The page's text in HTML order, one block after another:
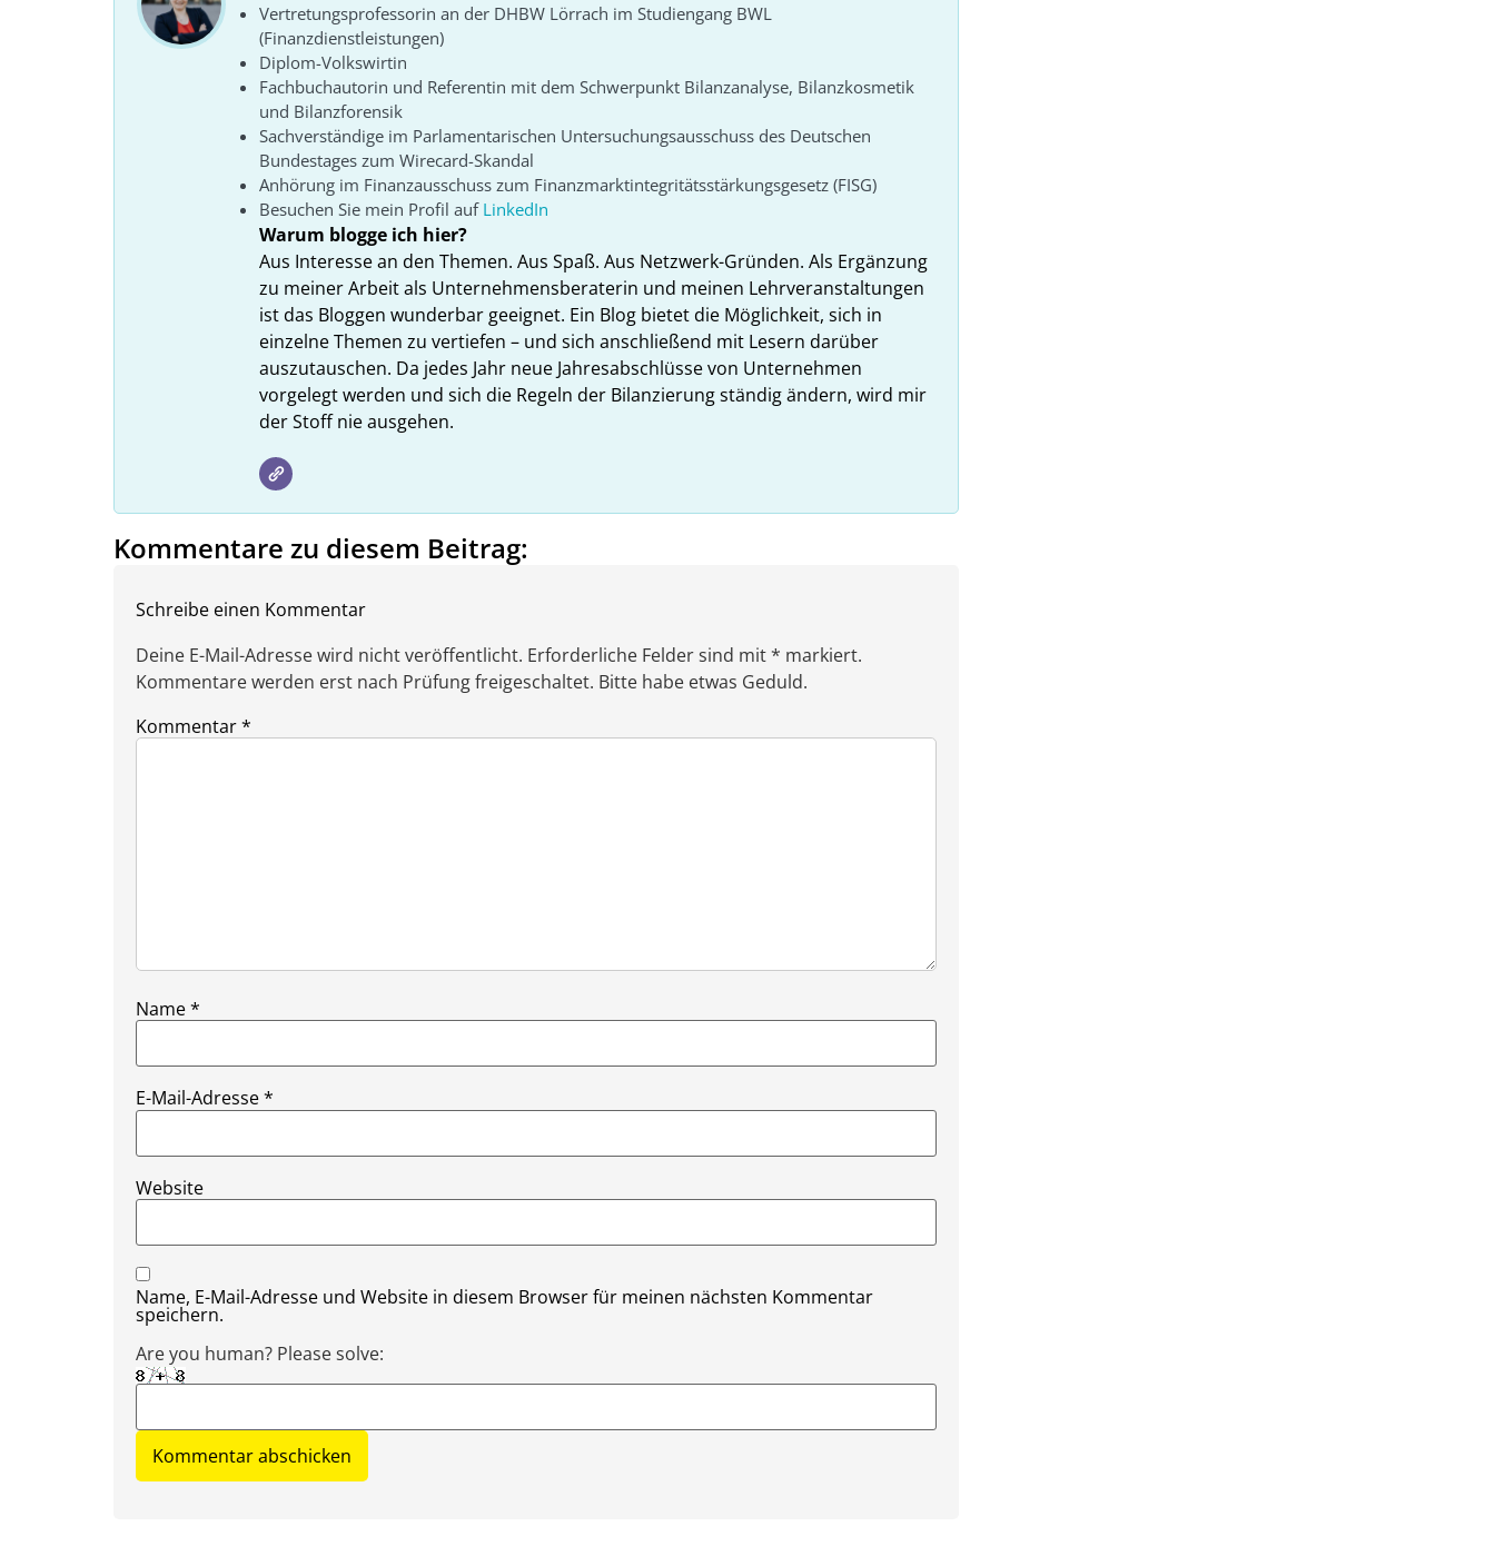
Vertretungsprofessorin an der DHBW Lörrach im Studiengang BWL
(Finanzdienstleistungen)
Diplom-Volkswirtin
Fachbuchautorin und Referentin mit dem Schwerpunkt Bilanzanalyse, Bilanzkosmetik
und Bilanzforensik
Sachverständige im Parlamentarischen Untersuchungsausschuss des Deutschen
Bundestages zum Wirecard-Skandal
Anhörung im Finanzausschuss zum Finanzmarktintegritätsstärkungsgesetz (FISG)
Besuchen Sie mein Profil auf LinkedIn
Warum blogge ich hier?
Aus Interesse an den Themen. Aus Spaß. Aus Netzwerk-Gründen. Als Ergänzung
zu meiner Arbeit als Unternehmensberaterin und meinen Lehrveranstaltungen
ist das Bloggen wunderbar geeignet. Ein Blog bietet die Möglichkeit, sich in
einzelne Themen zu vertiefen – und sich anschließend mit Lesern darüber
auszutauschen. Da jedes Jahr neue Jahresabschlüsse von Unternehmen
vorgelegt werden und sich die Regeln der Bilanzierung ständig ändern, wird mir
der Stoff nie ausgehen.
Kommentare zu diesem Beitrag:
Schreibe einen Kommentar
Deine E-Mail-Adresse wird nicht veröffentlicht. Erforderliche Felder sind mit * markiert.
Kommentare werden erst nach Prüfung freigeschaltet. Bitte habe etwas Geduld.
Kommentar*
Name*
E-Mail-Adresse*
Website
Name, E-Mail-Adresse und Website in diesem Browser für meinen nächsten Kommentar
speichern.
Are you human? Please solve: